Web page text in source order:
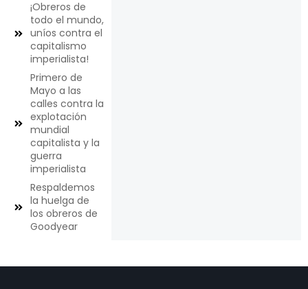
¡Obreros de
todo el mundo,
uníos contra el
capitalismo
imperialista!
Primero de
Mayo a las
calles contra la
explotación
mundial
capitalista y la
guerra
imperialista
Respaldemos
la huelga de
los obreros de
Goodyear